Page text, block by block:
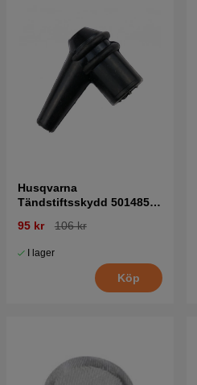
Husqvarna
Tändstiftsskydd 5014854-
95 kr 106 kr
I lager
Köp